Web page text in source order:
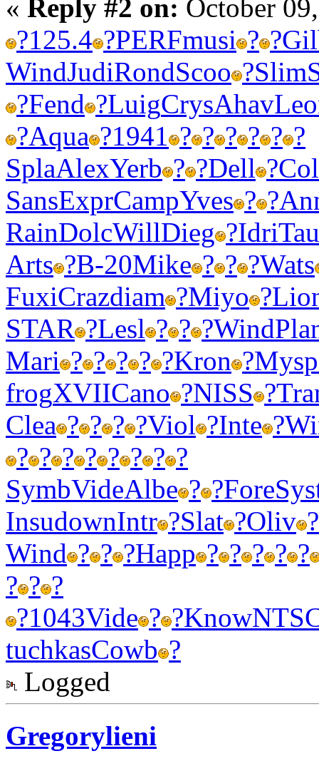
« Reply #2 on: October
?125.4 ?PERFmusi ? ?
WindJudiRondScoo ?Slim
?Fend ?LuigCrysAhav
?Aqua ?1941 ? ? ? ? ? ?
SplaAlexYerb ? ?Dell ?
SansExprCampYves ? ?
RainDolcWillDieg ?Idri
Arts ?B-20Mike ? ? ?Wats
FuxiCrazdiam ?Miyo ?
STAR ?Lesl ? ? ?Wind
Mari ? ? ? ? ?Kron ?Mysp
frogXVIICano ?NISS ?
Clea ? ? ? ?Viol ?Inte ?
? ? ? ? ? ? ? ?
SymbVideAlbe ? ?Fore
InsudownIntr ?Slat ?Oliv ?
Wind ? ? ?Happ ? ? ? ? ?
? ? ?
?1043Vide ? ?Know
tuchkasCowb ?
Logged
Gregorylieni